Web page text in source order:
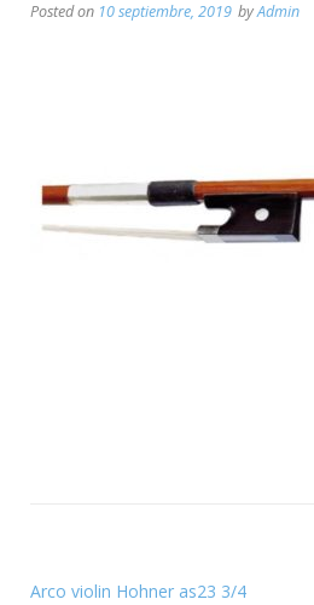
Posted on 10 septiembre, 2019 byAdmin
Arco violin Hohner as23 3/4